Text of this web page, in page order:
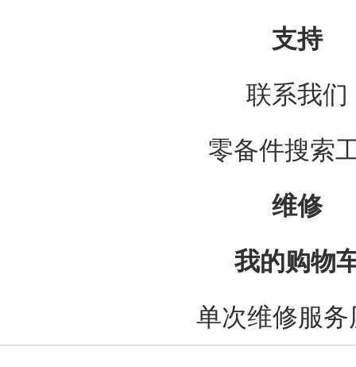
支持
联系我们
零备件搜索
维修
我的购物
单次维修服务